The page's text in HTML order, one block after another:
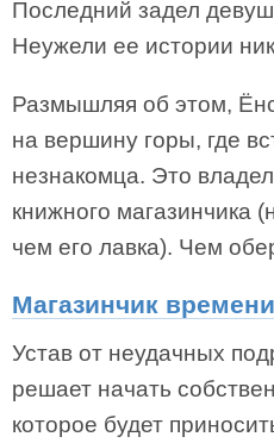
Последний задел
Неужели ее истории
Размышляя об этом,
на вершину горы, где
незнакомца. Это
книжного магазинчика
чем его лавка). Чем
Магазинчик времени
Устав от неудачных
решает начать
которое будет